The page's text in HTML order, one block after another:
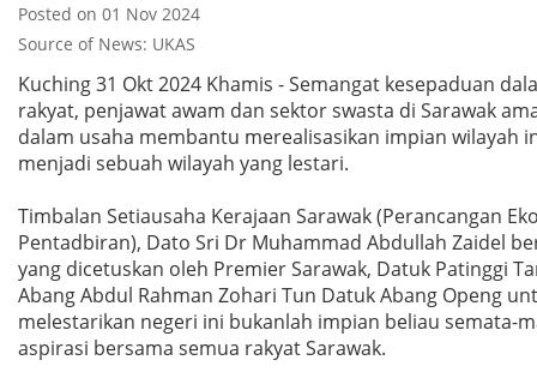
Posted on 01 Nov 2024
Source of News: UKAS
Kuching 31 Okt 2024 Khamis - Semangat kesepaduan
rakyat, penjawat awam dan sektor swasta di Sarawak
dalam usaha membantu merealisasikan impian wilayah
menjadi sebuah wilayah yang lestari.
Timbalan Setiausaha Kerajaan Sarawak (Perancangan
Pentadbiran), Dato Sri Dr Muhammad Abdullah Zaidel
yang dicetuskan oleh Premier Sarawak, Datuk Patinggi
Abang Abdul Rahman Zohari Tun Datuk Abang Openg
melestarikan negeri ini bukanlah impian beliau semata-
aspirasi bersama semua rakyat Sarawak.